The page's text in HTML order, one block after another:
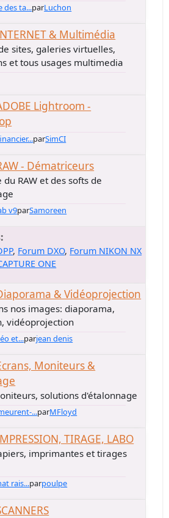
des ta...parLuchon
& Multimédia
sites, galeries virtuelles,
et tous usages multimedia
Lightroom -
parSimCI
- Dématriceurs
du RAW et des softs de
v9parSamoreen
Forum DXO Forum NIKON NX
ONE
& Vidéoprojection
nos images: diaporama,
vidéoprojection
et...parjean denis
Moniteurs &
solutions d'étalonnage
...parMFloyd
TIRAGE, LABO
imprimantes et tirages
rais...parpoulpe